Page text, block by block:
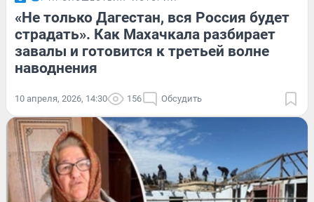
«Не только Дагестан, вся Россия будет
страдать». Как Махачкала разбирает
завалы и готовится к третьей волне
наводнения
10 апреля, 2026, 14:30 156 Обсудить